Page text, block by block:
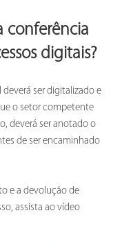
conferência
digitais?
ser digitalizado e
o setor competente
deverá ser anotado o
de ser encaminhado
e a devolução de
assista ao vídeo